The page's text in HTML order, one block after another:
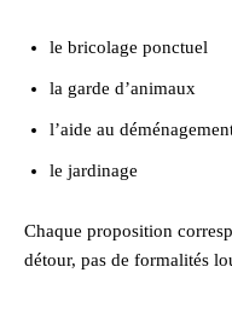
le bricolage ponctuel
la garde d’animaux
l’aide au
le jardinage
Chaque proposition
détour, pas de formalités